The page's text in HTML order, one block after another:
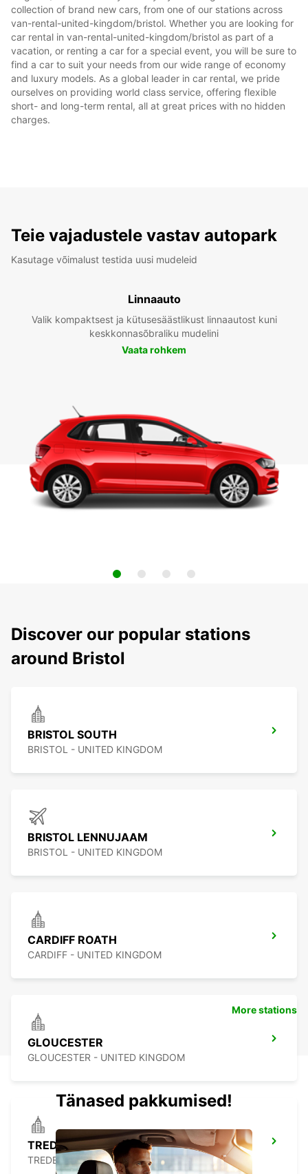
collection of brand new cars, from one of our stations across
van-rental-united-kingdom/bristol. Whether you are looking for
car rental in van-rental-united-kingdom/bristol as part of a
vacation, or renting a car for a special event, you will be sure to
find a car to suit your needs from our wide range of economy
and luxury models. As a global leader in car rental, we pride
ourselves on providing world class service, offering flexible
short- and long-term rental, all at great prices with no hidden
charges.
Teie vajadustele vastav autopark
Kasutage võimalust testida uusi mudeleid
Linnaauto
Valik kompaktsest ja kütusesäästlikust linnaautost kuni
keskkonnasõbraliku mudelini
Vaata rohkem
Discover our popular stations
around Bristol
BRISTOL SOUTH
BRISTOL - UNITED KINGDOM
BRISTOL LENNUJAAM
BRISTOL - UNITED KINGDOM
CARDIFF ROATH
CARDIFF - UNITED KINGDOM
GLOUCESTER
GLOUCESTER - UNITED KINGDOM
TREDEGAR
TREDEGAR - UNITED KINGDOM
More stations
Tänased pakkumised!